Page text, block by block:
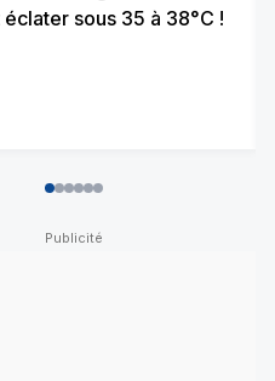
sous 35 à 38°C !
012345